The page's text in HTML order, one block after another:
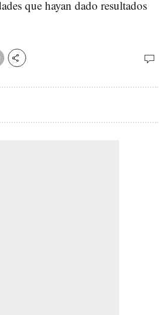
que hayan dado resultados